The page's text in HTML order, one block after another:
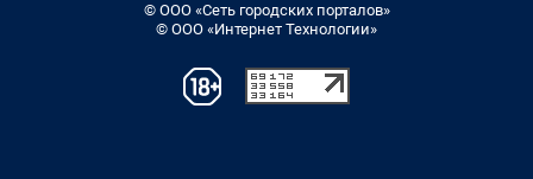
© ООО «Сеть городских порталов»
© ООО «Интернет Технологии»